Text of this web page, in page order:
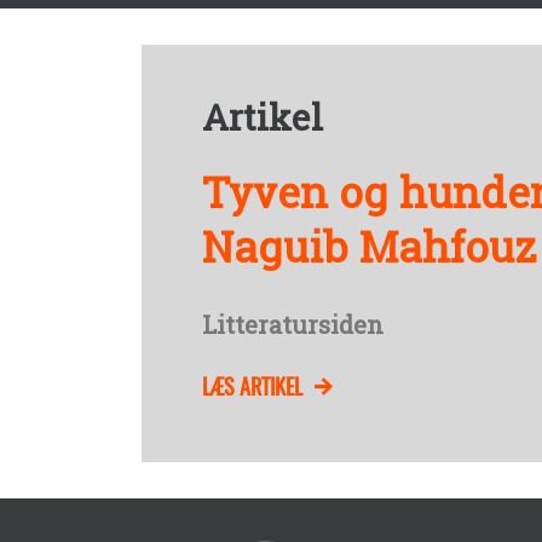
Artikel
Tyven og
Naguib Mahfouz
Litteratursiden
LÆS ARTIKEL